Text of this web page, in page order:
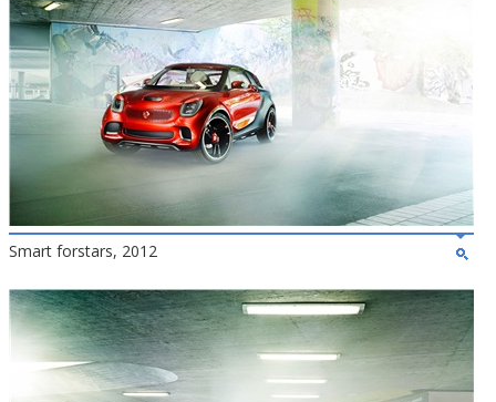
Smart forstars, 2012